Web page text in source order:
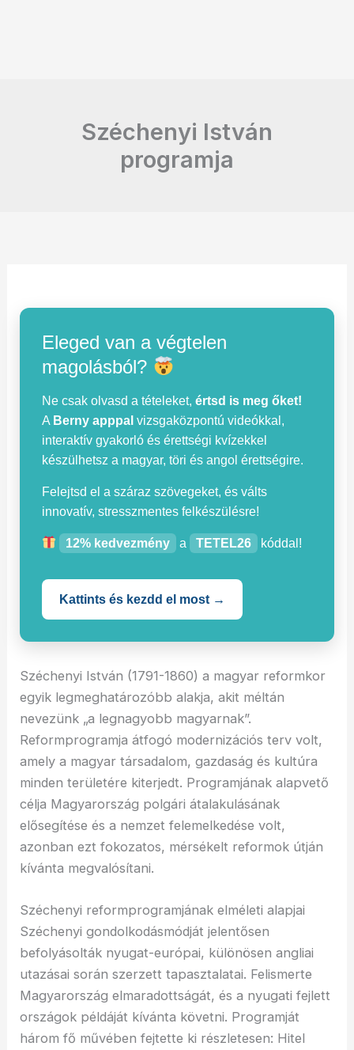
Széchenyi István
programja
Eleged van a végtelen
magolásból?
Ne csak olvasd a tételeket,értsd is meg őket!
A Berny apppal vizsgaközpontú videókkal,
interaktív gyakorló és érettségi kvízekkel
készülhetsz a magyar, töri és angol érettségire.
Felejtsd el a száraz szövegeket, és válts
innovatív, stresszmentes felkészülésre!
12% kedvezmény a TETEL26 kóddal!
Kattints és kezdd el most →
Széchenyi István (1791-1860) a magyar reformkor
egyik legmeghatározóbb alakja, akit méltán
nevezünk „a legnagyobb magyarnak”.
Reformprogramja átfogó modernizációs terv volt,
amely a magyar társadalom, gazdaság és kultúra
minden területére kiterjedt. Programjának alapvető
célja Magyarország polgári átalakulásának
elősegítése és a nemzet felemelkedése volt,
azonban ezt fokozatos, mérsékelt reformok útján
kívánta megvalósítani.
Széchenyi reformprogramjának elméleti alapjai
Széchenyi gondolkodásmódját jelentősen
befolyásolták nyugat-európai, különösen angliai
utazásai során szerzett tapasztalatai. Felismerte
Magyarország elmaradottságát, és a nyugati fejlett
országok példáját kívánta követni. Programját
három fő művében fejtette ki részletesen: Hitel